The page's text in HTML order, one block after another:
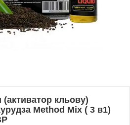
(активатор кльову)
Method Mix ( 3 в1)